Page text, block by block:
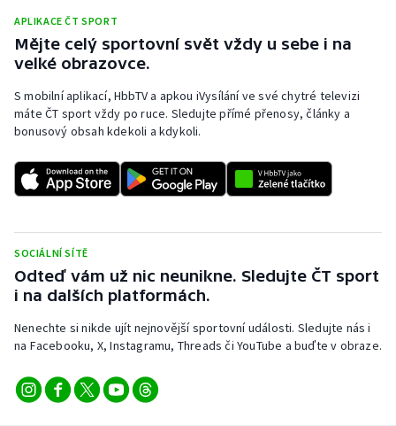
APLIKACE ČT SPORT
Mějte celý sportovní svět vždy u sebe i na
velké obrazovce.
S mobilní aplikací, HbbTV a apkou iVysílání ve své chytré televizi
máte ČT sport vždy po ruce. Sledujte přímé přenosy, články a
bonusový obsah kdekoli a kdykoli.
SOCIÁLNÍ SÍTĚ
Odteď vám už nic neunikne. Sledujte ČT sport
i na dalších platformách.
Nenechte si nikde ujít nejnovější sportovní události. Sledujte nás i
na Facebooku, X, Instagramu, Threads či YouTube a buďte v obraze.